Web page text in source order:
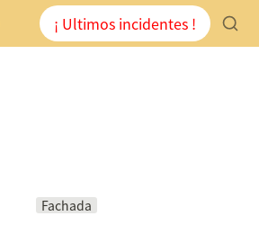
¡ Ultimos incidentes !
Fachada